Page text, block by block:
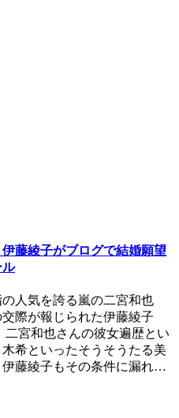
伊藤綾子がブログで結婚願望
ル
人気を誇る嵐の二宮和也
交際が報じられた伊藤綾子
二宮和也さんの彼女遍歴とい
希といったそうそうたる美
藤綾子もその条件に漏れ…